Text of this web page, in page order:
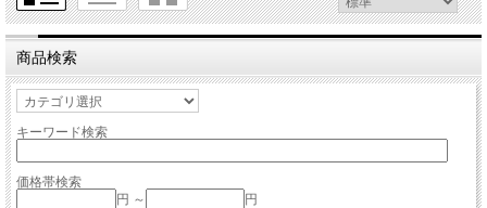
商品検索
キーワード検索
価格帯検索
円 ～
円